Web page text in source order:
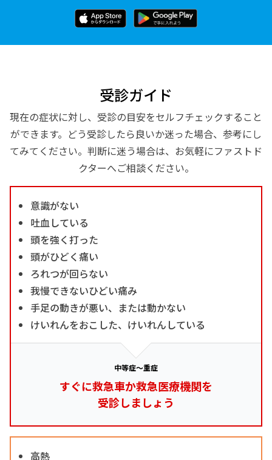
受診ガイド
現在の症状に対し、受診の目安をセルフチェックすること
ができます。どう受診したら良いか迷った場合、参考にし
てみてください。判断に迷う場合は、お気軽にファストド
クターへご相談ください。
意識がない
吐血している
頭を強く打った
頭がひどく痛い
ろれつが回らない
我慢できないひどい痛み
手足の動きが悪い、または動かない
けいれんをおこした、けいれんしている
中等症～重症
すぐに救急車か救急医療機関を
受診しましょう
高熱